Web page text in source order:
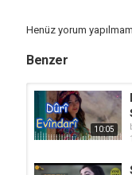
Henüz yorum
Benzer
10:05